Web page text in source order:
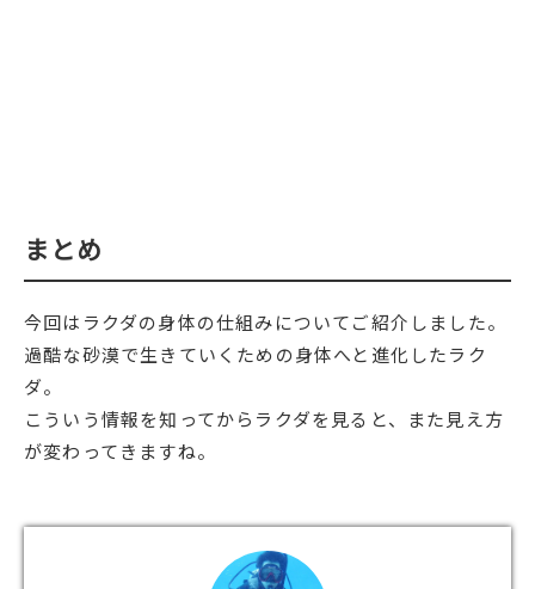
まとめ
今回はラクダの身体の仕組みについてご紹介しました。
過酷な砂漠で生きていくための身体へと進化したラク
ダ。
こういう情報を知ってからラクダを見ると、また見え方
が変わってきますね。